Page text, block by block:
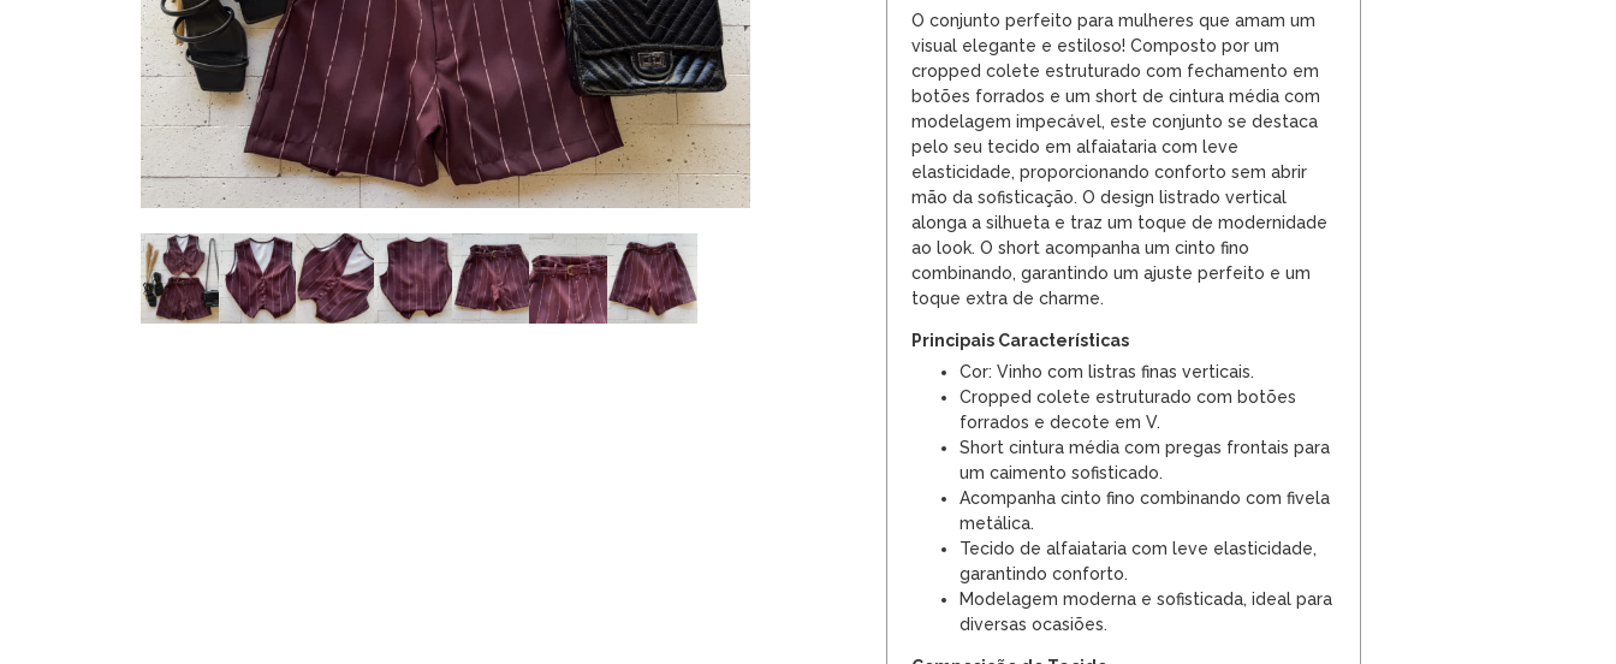
O conjunto perfeito para mulheres que amam um
visual elegante e estiloso! Composto por um
cropped colete estruturado com fechamento em
botões forrados e um short de cintura média com
modelagem impecável, este conjunto se destaca
pelo seu tecido em alfaiataria com leve
elasticidade, proporcionando conforto sem abrir
mão da sofisticação. O design listrado vertical
alonga a silhueta e traz um toque de modernidade
ao look. O short acompanha um cinto fino
combinando, garantindo um ajuste perfeito e um
toque extra de charme.
Principais Características
Cor: Vinho com listras finas verticais.
Cropped colete estruturado com botões
forrados e decote em V.
Short cintura média com pregas frontais para
um caimento sofisticado.
Acompanha cinto fino combinando com fivela
metálica.
Tecido de alfaiataria com leve elasticidade,
garantindo conforto.
Modelagem moderna e sofisticada, ideal para
diversas ocasiões.